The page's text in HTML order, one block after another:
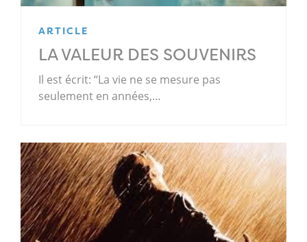
ARTICLE
LA VALEUR DES SOUVENIRS
Il est écrit: “La vie ne se mesure pas
seulement en années,…